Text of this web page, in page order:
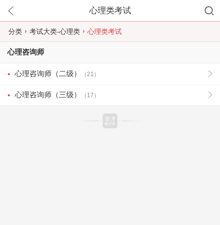
心理类考试
分类 考试大类-心理类 心理类考试
心理咨询师
心理咨询师（二级） （21）
心理咨询师（三级） （17）